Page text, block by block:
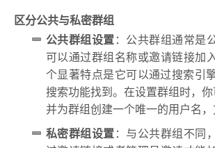
区分公共与私密群组
公共群组设置：公共群组通常是
可以通过群组名称或邀请链接加
个显著特点是它可以通过搜索引
搜索功能找到。在设置群组时，你
并为群组创建一个唯一的用户名，
私密群组设置：与公共群组不同